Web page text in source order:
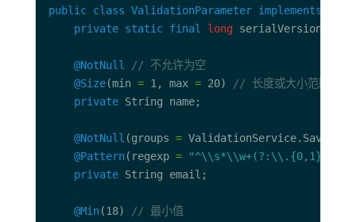
public class ValidationParameter implements
private static final long serialVersionUID
@NotNull
// 不允许为空
@Size(min = 1, max = 20)
// 长度或大小范围
private
@NotNull (groups =
@Pattern(regexp =
"^\\s*\\w+(?:\\.{0,1}[\\w-
private
@Min(18)
// 最小值